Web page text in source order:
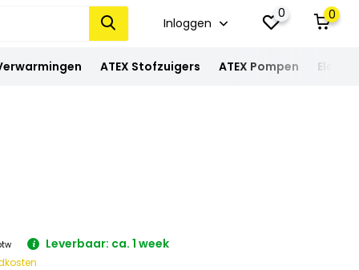
Inloggen
0 0
ATEX Stofzuigers ATEX Pompen Elektra
Leverbaar: ca. 1 week